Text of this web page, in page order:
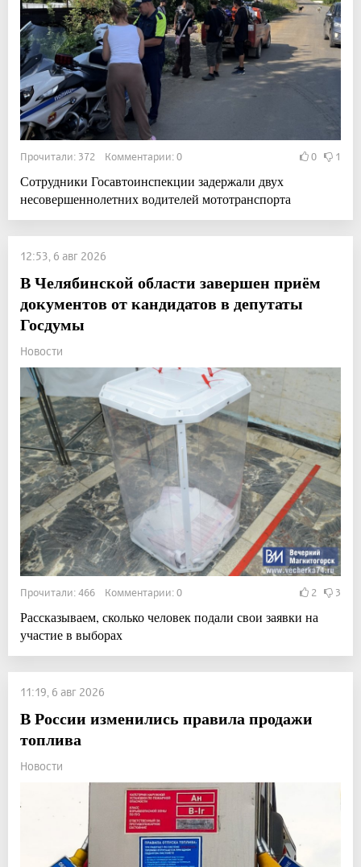
Прочитали: 372 Комментарии: 0 0 1
Сотрудники Госавтоинспекции задержали двух
несовершеннолетних водителей мототранспорта
12:53, 6 авг 2026
В Челябинской области завершен приём
документов от кандидатов в депутаты
Госдумы
Новости
Прочитали: 466 Комментарии: 0 2 3
Рассказываем, сколько человек подали свои заявки на
участие в выборах
11:19, 6 авг 2026
В России изменились правила продажи
топлива
Новости